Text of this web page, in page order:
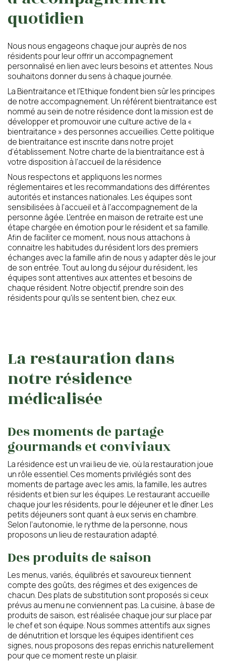
Prénom du proche
Age du proche concerné Code postal du proche
concerné
Calculer cinq plus huit ?
(en chiffres)
J’autorise l’utilisation des données
personnelles, conformément à notre
politique de confidentialité
Conformément aux dispositions de l’article L. 223-2
du Code de la Consommation, vous pouvez vous
inscrire sur la liste d’opposition au démarchage
téléphonique « Bloctel »
https://www.bloctel.gouv.fr/
quotidien
Nous nous engageons chaque jour auprès de nos
résidents pour leur offrir un accompagnement
personnalisé en lien avec leurs besoins et attentes. Nous
souhaitons donner du sens à chaque journée.
La Bientraitance et l’Ethique fondent bien sûr les principes
de notre accompagnement. Un référent bientraitance est
nommé au sein de notre résidence dont la mission est de
développer et promouvoir une culture active de la «
bientraitance » des personnes accueillies. Cette politique
de bientraitance est inscrite dans notre projet
d’établissement. Notre charte de la bientraitance est à
votre disposition à l’accueil de la résidence
Nous respectons et appliquons les normes
réglementaires et les recommandations des différentes
autorités et instances nationales. Les équipes sont
sensibilisées à l'accueil et à l'accompagnement de la
personne âgée. L'entrée en maison de retraite est une
étape chargée en émotion pour le résident et sa famille.
Afin de faciliter ce moment, nous nous attachons à
connaitre les habitudes du résident lors des premiers
échanges avec la famille afin de nous y adapter dès le jour
de son entrée. Tout au long du séjour du résident, les
équipes sont attentives aux attentes et besoins de
chaque résident. Notre objectif, prendre soin des
résidents pour qu'ils se sentent bien, chez eux.
La restauration dans
notre résidence
médicalisée
Des moments de partage
gourmands et conviviaux
La résidence est un vrai lieu de vie, où la restauration joue
un rôle essentiel. Ces moments privilégiés sont des
moments de partage avec les amis, la famille, les autres
résidents et bien sur les équipes. Le restaurant accueille
chaque jour les résidents, pour le déjeuner et le dîner. Les
petits déjeuners sont quant à eux servis en chambre.
Selon l’autonomie, le rythme de la personne, nous
proposons un lieu de restauration adapté.
Des produits de saison
Les menus, variés, équilibrés et savoureux tiennent
compte des goûts, des régimes et des exigences de
chacun. Des plats de substitution sont proposés si ceux
prévus au menu ne conviennent pas. La cuisine, à base de
produits de saison, est réalisée chaque jour sur place par
le chef et son équipe. Nous sommes attentifs aux signes
de dénutrition et lorsque les équipes identifient ces
signes, nous proposons des repas enrichis naturellement
pour que ce moment reste un plaisir.